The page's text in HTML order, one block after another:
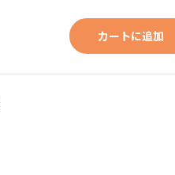
カートに追加